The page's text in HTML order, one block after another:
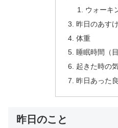
ウォーキ
昨日のあす
体重
睡眠時間（
起きた時の
昨日あった
昨日のこと